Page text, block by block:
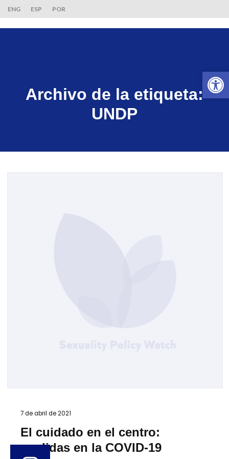
ENG ESP POR
Archivo de la etiqueta:
UNDP
7 de abril de 2021
El cuidado en el centro:
medidas en la COVID-19